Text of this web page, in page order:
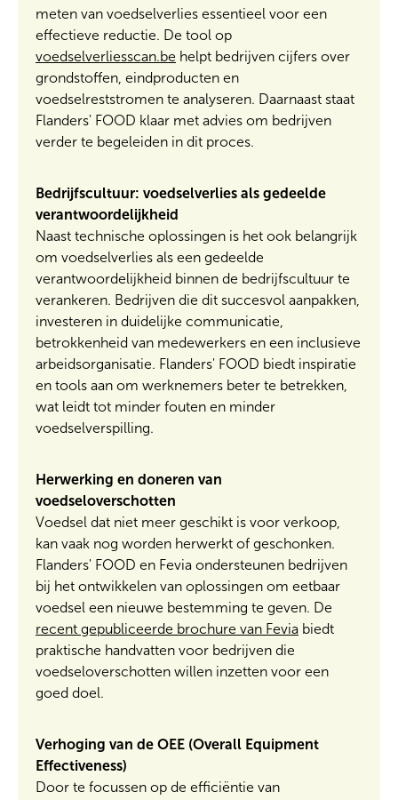
meten van voedselverlies essentieel voor een
effectieve reductie. De tool op
voedselverliesscan.be helpt bedrijven cijfers over
grondstoffen, eindproducten en
voedselreststromen te analyseren. Daarnaast staat
Flanders' FOOD klaar met advies om bedrijven
verder te begeleiden in dit proces.
Bedrijfscultuur: voedselverlies als gedeelde
verantwoordelijkheid
Naast technische oplossingen is het ook belangrijk
om voedselverlies als een gedeelde
verantwoordelijkheid binnen de bedrijfscultuur te
verankeren. Bedrijven die dit succesvol aanpakken,
investeren in duidelijke communicatie,
betrokkenheid van medewerkers en een inclusieve
arbeidsorganisatie. Flanders' FOOD biedt inspiratie
en tools aan om werknemers beter te betrekken,
wat leidt tot minder fouten en minder
voedselverspilling.
Herwerking en doneren van
voedseloverschotten
Voedsel dat niet meer geschikt is voor verkoop,
kan vaak nog worden herwerkt of geschonken.
Flanders' FOOD en Fevia ondersteunen bedrijven
bij het ontwikkelen van oplossingen om eetbaar
voedsel een nieuwe bestemming te geven. De
recent gepubliceerde brochure van Fevia biedt
praktische handvatten voor bedrijven die
voedseloverschotten willen inzetten voor een
goed doel.
Verhoging van de OEE (Overall Equipment
Effectiveness)
Door te focussen op de efficiëntie van